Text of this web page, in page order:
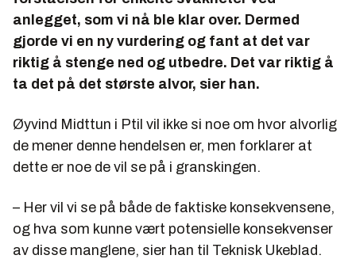
anlegget, som vi nå ble klar over. Dermed
gjorde vi en ny vurdering og fant at det var
riktig å stenge ned og utbedre. Det var riktig å
ta det på det største alvor, sier han.
Øyvind Midttun i Ptil vil ikke si noe om hvor alvorlig
de mener denne hendelsen er, men forklarer at
dette er noe de vil se på i granskingen.
– Her vil vi se på både de faktiske konsekvensene,
og hva som kunne vært potensielle konsekvenser
av disse manglene, sier han til Teknisk Ukeblad.